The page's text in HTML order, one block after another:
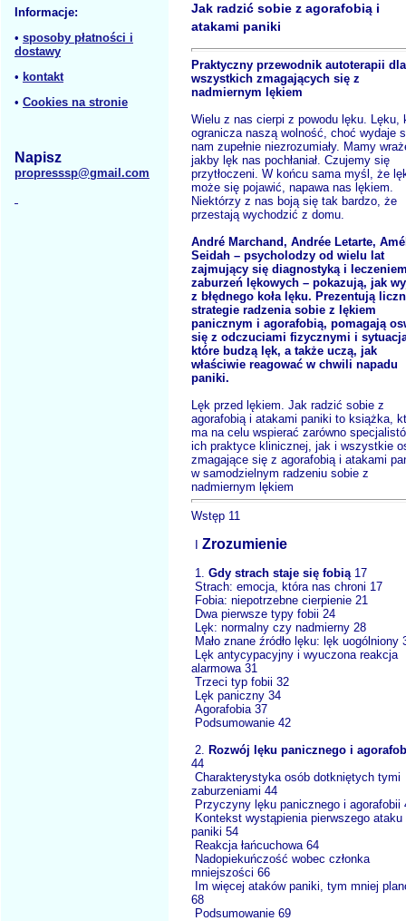
Informacje:
• sposoby płatności i
dostawy
• kontakt
• Cookies na stronie
Napisz
propresssp@gmail.com
Jak radzić sobie z agorafobią i
atakami paniki
Praktyczny przewodnik autoterapii dla
wszystkich zmagających się z
nadmiernym lękiem
Wielu z nas cierpi z powodu lęku. Lęku,
ogranicza naszą wolność, choć wydaje
nam zupełnie niezrozumiały. Mamy
jakby lęk nas pochłaniał. Czujemy się
przytłoczeni. W końcu sama myśl, że
może się pojawić, napawa nas lękiem.
Niektórzy z nas boją się tak bardzo, że
przestają wychodzić z domu.
André Marchand, Andrée Letarte,
Seidah – psycholodzy od wielu lat
zajmujący się diagnostyką i
zaburzeń lękowych – pokazują, jak
z błędnego koła lęku. Prezentują
strategie radzenia sobie z lękiem
panicznym i agorafobią, pomagają
się z odczuciami fizycznymi i
które budzą lęk, a także uczą, jak
właściwie reagować w chwili napadu
paniki.
Lęk przed lękiem. Jak radzić sobie z
agorafobią i atakami paniki to książka,
ma na celu wspierać zarówno
ich praktyce klinicznej, jak i wszystkie
zmagające się z agorafobią i atakami
w samodzielnym radzeniu sobie z
nadmiernym lękiem
Wstęp 11
Zrozumienie
1. Gdy strach staje się fobią 17
Strach: emocja, która nas chroni 17
Fobia: niepotrzebne cierpienie 21
Dwa pierwsze typy fobii 24
Lęk: normalny czy nadmierny 28
Mało znane źródło lęku: lęk uogólniony
Lęk antycypacyjny i wyuczona reakcja
alarmowa 31
Trzeci typ fobii 32
Lęk paniczny 34
Agorafobia 37
Podsumowanie 42
2.
Rozwój lęku panicznego i
44
Charakterystyka osób dotkniętych tymi
zaburzeniami 44
Przyczyny lęku panicznego i agorafobii
Kontekst wystąpienia pierwszego ataku
paniki 54
Reakcja łańcuchowa 64
Nadopiekuńczość wobec członka
mniejszości 66
Im więcej ataków paniki, tym mniej
68
Podsumowanie 69